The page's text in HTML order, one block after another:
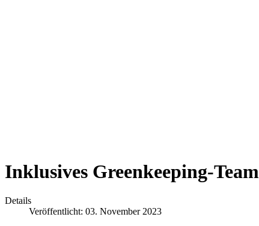
Inklusives Greenkeeping-
Details
Veröffentlicht: 03. November 2023